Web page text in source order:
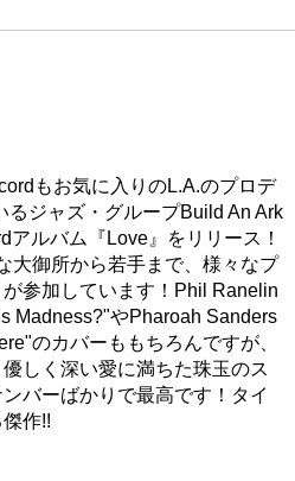
もお気に入りのL.A.のプロデ
るジャズ・グループBuild An Ark
アルバム『Love』をリリース！
大御所から若手まで、様々なプ
参加しています！Phil Ranelin
Madness?"やPharoah Sanders
のカバーももちろんですが、
しく深い愛に満ちた珠玉のス
バーばかりで最高です！タイ
作!!